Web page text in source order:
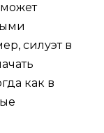
силуэт в
как в